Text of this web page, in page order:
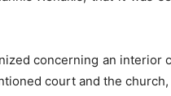
concerning an interior
court and the